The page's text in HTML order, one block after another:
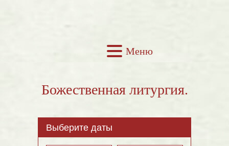
Меню
Божественная литургия.
Выберите даты